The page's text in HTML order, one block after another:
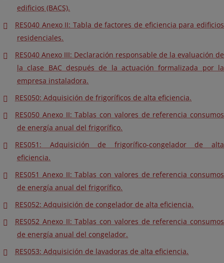
edificios (BACS).
RES040 Anexo II: Tabla de factores de eficiencia para edificios
residenciales.
RES040 Anexo III: Declaración responsable de la evaluación de
la clase BAC después de la actuación formalizada por la
empresa instaladora.
RES050: Adquisición de frigoríficos de alta eficiencia.
RES050 Anexo II: Tablas con valores de referencia consumos
de energía anual del frigorífico.
RES051: Adquisición de frigorífico-congelador de alta
eficiencia.
RES051 Anexo II: Tablas con valores de referencia consumos
de energía anual del frigorífico.
RES052: Adquisición de congelador de alta eficiencia.
RES052 Anexo II: Tablas con valores de referencia consumos
de energía anual del congelador.
RES053: Adquisición de lavadoras de alta eficiencia.